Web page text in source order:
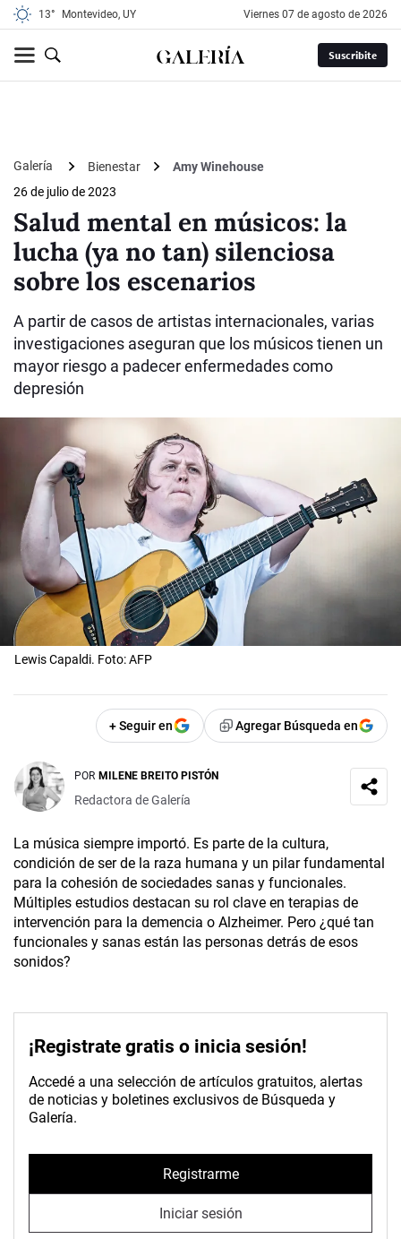
13° Montevideo, UY viernes 07 de agosto de 2026
Suscribite
Galería Bienestar
Amy Winehouse
26 de julio de 2023
Salud mental en músicos: la
lucha (ya no tan) silenciosa
sobre los escenarios
A partir de casos de artistas internacionales, varias
investigaciones aseguran que los músicos tienen un
mayor riesgo a padecer enfermedades como
depresión
Lewis Capaldi. Foto: AFP
+ Seguir en Agregar Búsqueda en
POR MILENE BREITO PISTÓN
Redactora de Galería
La música siempre importó. Es parte de la cultura,
condición de ser de la raza humana y un pilar fundamental
para la cohesión de sociedades sanas y funcionales.
Múltiples estudios destacan su rol clave en terapias de
intervención para la demencia o Alzheimer. Pero ¿qué tan
funcionales y sanas están las personas detrás de esos
sonidos?
¡Registrate gratis o inicia sesión!
Accedé a una selección de artículos gratuitos, alertas
de noticias y boletines exclusivos de Búsqueda y
Galería.
Registrarme
Iniciar sesión